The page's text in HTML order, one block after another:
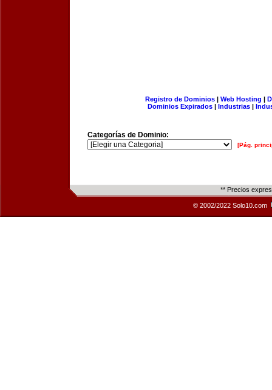
Registro de Dominios| Web Hosting |
Dominios Expirados | Industrias |
Categorías de Dominio:
[Pág.
** Precios
© 2002/2022 Solo10.com